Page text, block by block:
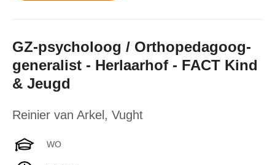
GZ-psycholoog / Orthopedagoog-
generalist - Herlaarhof - FACT Kind
& Jeugd
Reinier van Arkel , Vught
WO